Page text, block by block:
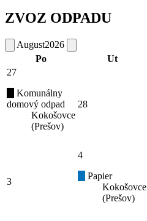
ZVOZ ODPADU
August2026
Po
Ut
27
Komunálny
domový odpad
Kokošovce
(Prešov)
28
3
4
Papier
Kokošovce
(Prešov)